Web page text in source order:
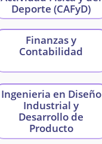
Deporte (CAFyD)
Finanzas y
Contabilidad
Ingenieria en Diseño
Industrial y
Desarrollo de
Producto